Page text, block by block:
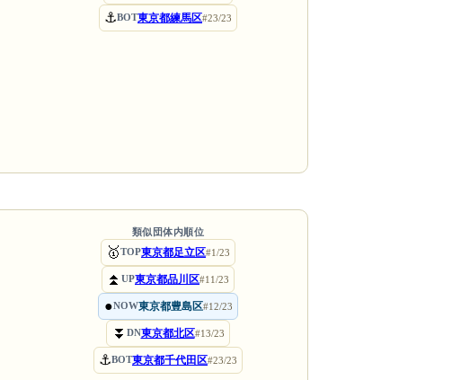
⚓BOT東京都練馬区#23/23
類似団体内順位
🥇TOP東京都足立区#1/23
⏫ UP東京都品川区#11/23
●NOW東京都豊島区#12/23
⏬ DN東京都北区#13/23
⚓BOT東京都千代田区#23/23